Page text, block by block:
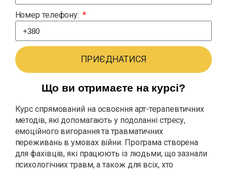
Номер телефону:
ПРИЄДНАТИСЯ
Що ви отримаєте на курсі?
Курс спрямований на освоєння арт-терапевтичних
методів, які допомагають у подоланні стресу,
емоційного вигорання та травматичних
переживань в умовах війни. Програма створена
для фахівців, які працюють із людьми, що зазнали
психологічних травм, а також для всіх, хто